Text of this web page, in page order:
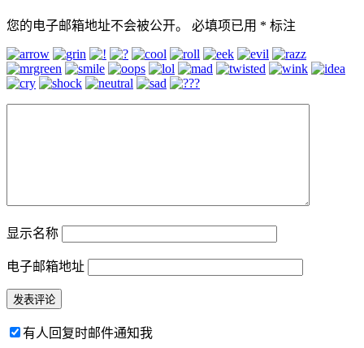
您的电子邮箱地址不会被公开。 必填项已用 * 标注
显示名称
电子邮箱地址
有人回复时邮件通知我